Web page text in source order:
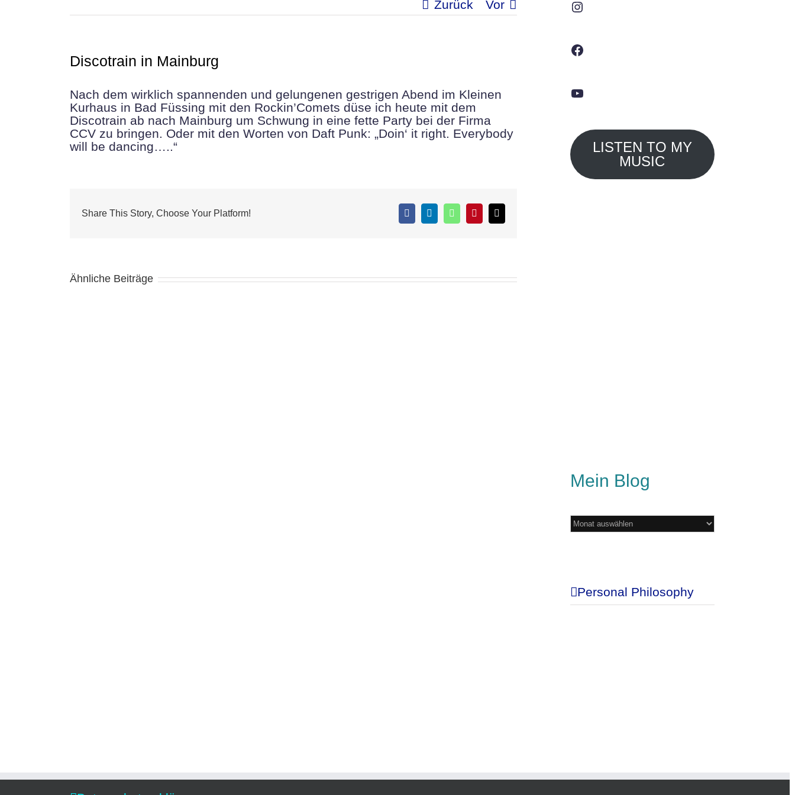
Zurück Vor
Discotrain in Mainburg
Nach dem wirklich spannenden und gelungenen gestrigen Abend im Kleinen
Kurhaus in Bad Füssing mit den Rockin’Comets düse ich heute mit dem
Discotrain ab nach Mainburg um Schwung in eine fette Party bei der Firma
CCV zu bringen. Oder mit den Worten von Daft Punk: „Doin‘ it right. Everybody
will be dancing…..“
Share This Story, Choose Your Platform! FacebookLinkedInWhatsAppPinterest
Mail
Ähnliche Beiträge
LISTEN TO MY
MUSIC
Mein Blog
Mein
Blog
Personal Philosophy